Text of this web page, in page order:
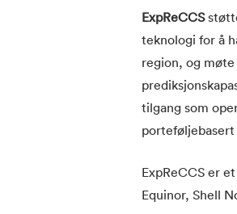
ExpReCCS
teknologi for å
region, og
tilgang som
ExpReCCS er
Equinor, Shell